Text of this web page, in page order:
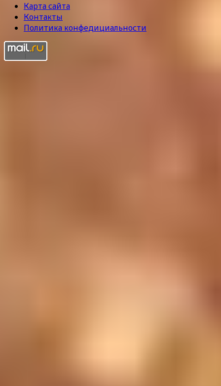
Карта сайта
Контакты
Политика конфедициальности